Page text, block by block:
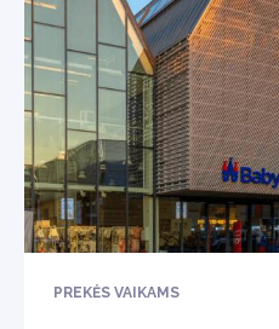
PREKĖS VAIKAMS